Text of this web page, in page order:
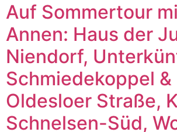
Auf Sommertour
Annen: Haus der
Niendorf,
Schmiedekoppel &
Oldesloer Straße,
Schnelsen-Süd,